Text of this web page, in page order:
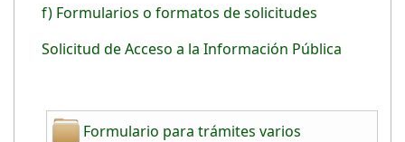
f) Formularios o formatos de solicitudes
Solicitud de Acceso a la Información Pública
Formulario para trámites varios